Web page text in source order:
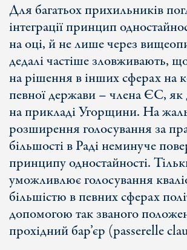
Для багатьох прихильників
інтеграції принцип
на оці, й не лише через
дедалі частіше зловживають,
на рішення в інших сферах на
певної держави – члена ЄС,
на прикладі Угорщини. На
розширення голосування за
більшості в Раді неминуче
принципу одностайності.
уможливлює голосування
більшістю в певних сферах
допомогою так званого
прохідний бар’єр (passerelle